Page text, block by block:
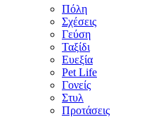
Πόλη
Σχέσεις
Γεύση
Ταξίδι
Ευεξία
Pet Life
Γονείς
Στυλ
Προτάσεις